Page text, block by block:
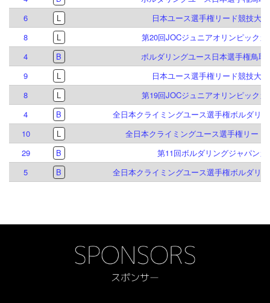
6
L
日本ユース選手権リード競技大
8
L
第20回JOCジュニアオリンピックカ
4
B
ボルダリングユース日本選手権鳥取
9
L
日本ユース選手権リード競技大
8
L
第19回JOCジュニアオリンピックカ
4
B
全日本クライミングユース選手権ボルダリ
10
L
全日本クライミングユース選手権リード
29
B
第11回ボルダリングジャパンカ
5
B 全日本クライミングユース選手権ボルダリ